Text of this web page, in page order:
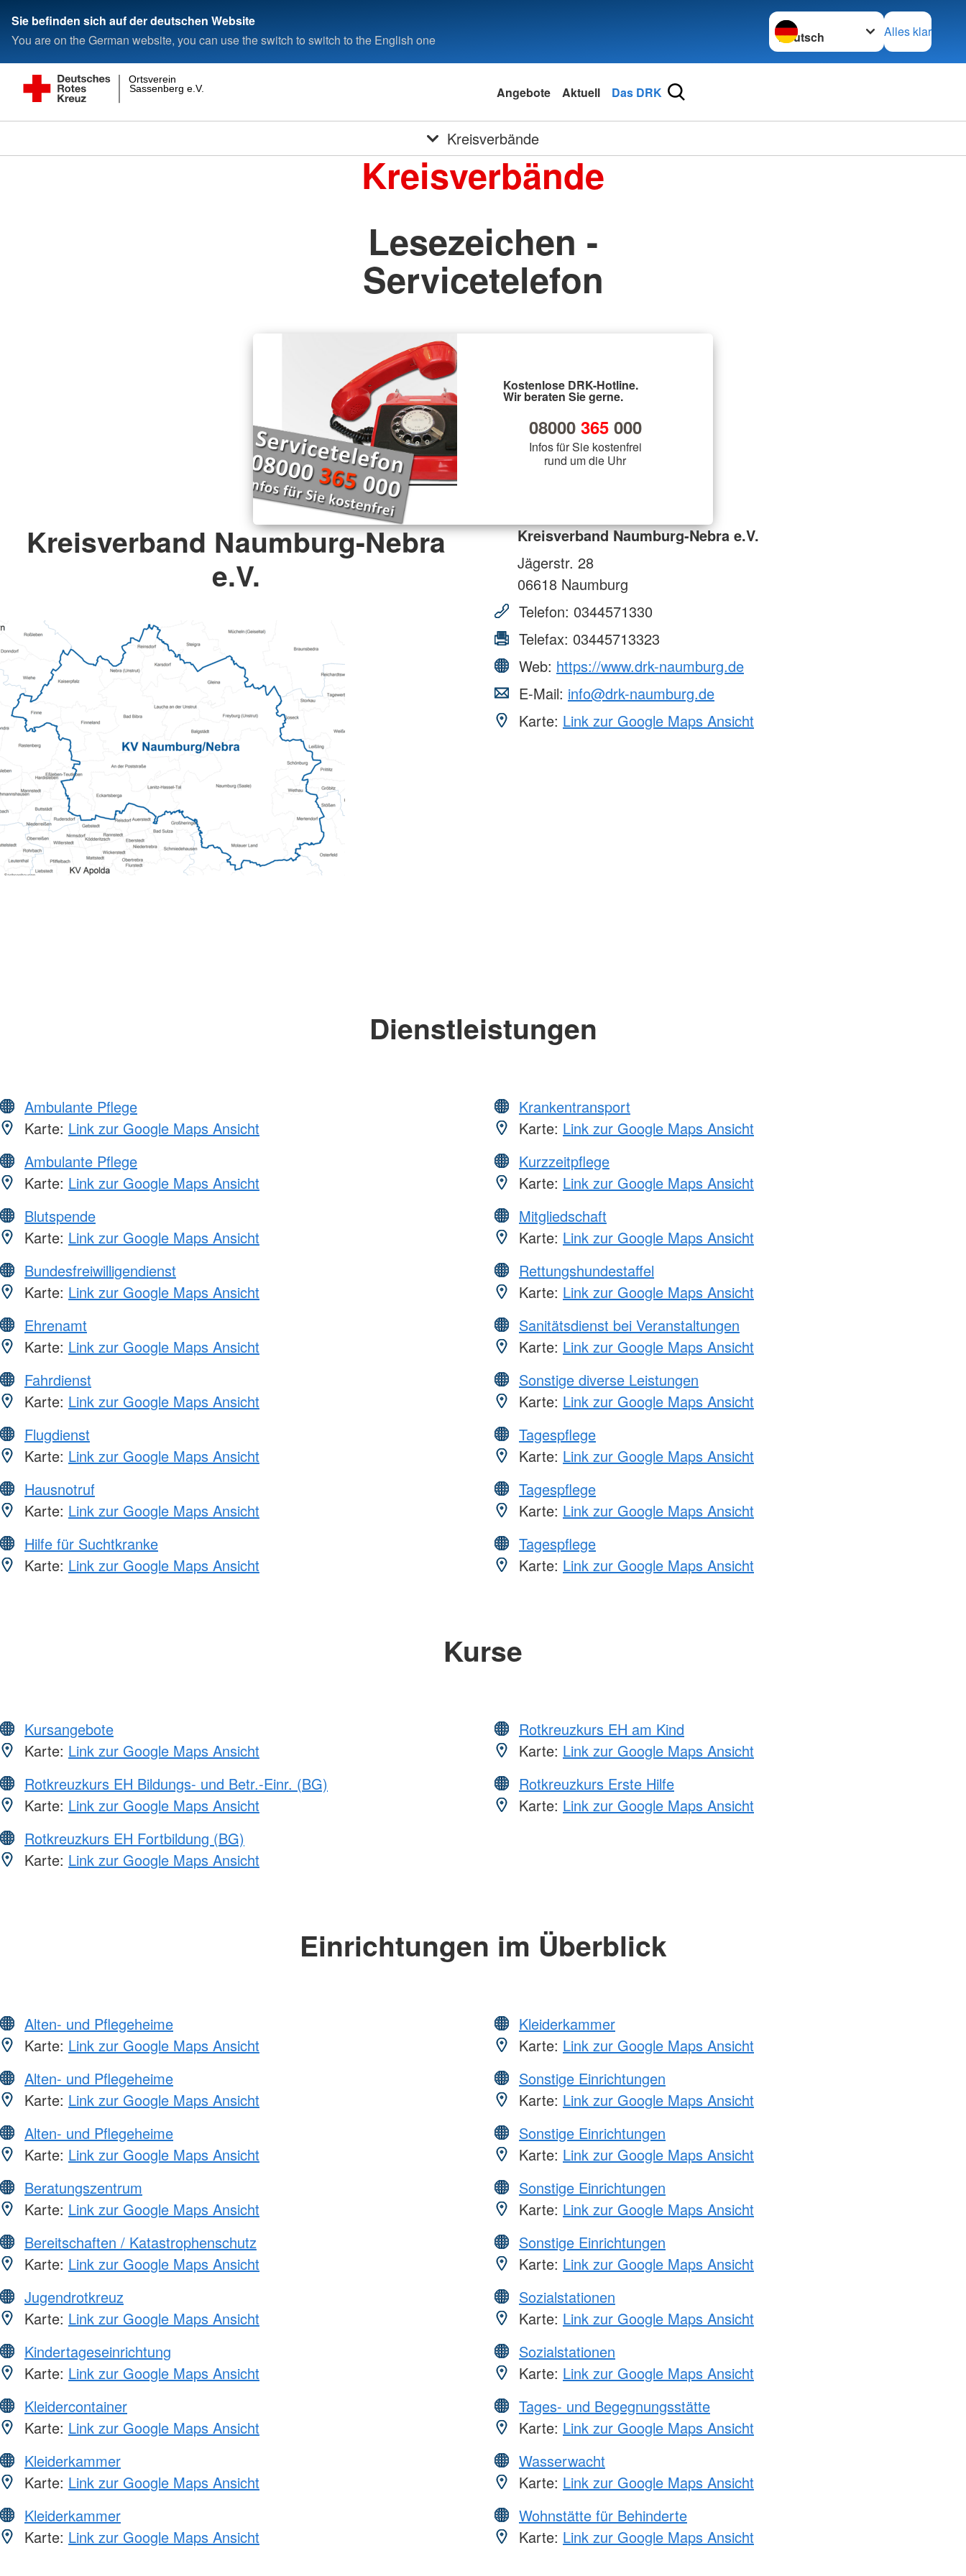
Sie befinden sich auf der deutschen Website
You are on the German website, you can use the switch to switch to the English one
Sprache wechseln zu
Alles klar
Sassenberg e.V.
Ortsverein
Angebote Aktuell Das DRK
Kreisverbände
Kreisverbände
Lesezeichen -
Servicetelefon
Kostenlose DRK-Hotline.
Wir beraten Sie gerne.
08000 365000
Infos für Sie kostenfrei
rund um die Uhr
Kreisverband Naumburg-Nebra
e.V.
Kreisverband Naumburg-Nebra e.V.
Jägerstr. 28
06618 Naumburg
Telefon: 0344571330
Telefax: 03445713323
Web: https://www.drk-naumburg.de
E-Mail: info@drk-naumburg.de
Karte: Link zur Google Maps Ansicht
Dienstleistungen
Ambulante Pflege
Karte: Link zur Google Maps Ansicht
Ambulante Pflege
Karte: Link zur Google Maps Ansicht
Blutspende
Karte: Link zur Google Maps Ansicht
Bundesfreiwilligendienst
Karte: Link zur Google Maps Ansicht
Ehrenamt
Karte: Link zur Google Maps Ansicht
Fahrdienst
Karte: Link zur Google Maps Ansicht
Flugdienst
Karte: Link zur Google Maps Ansicht
Hausnotruf
Karte: Link zur Google Maps Ansicht
Hilfe für Suchtkranke
Karte: Link zur Google Maps Ansicht
Krankentransport
Karte: Link zur Google Maps Ansicht
Kurzzeitpflege
Karte: Link zur Google Maps Ansicht
Mitgliedschaft
Karte: Link zur Google Maps Ansicht
Rettungshundestaffel
Karte: Link zur Google Maps Ansicht
Sanitätsdienst bei Veranstaltungen
Karte: Link zur Google Maps Ansicht
Sonstige diverse Leistungen
Karte: Link zur Google Maps Ansicht
Tagespflege
Karte: Link zur Google Maps Ansicht
Tagespflege
Karte: Link zur Google Maps Ansicht
Tagespflege
Karte: Link zur Google Maps Ansicht
Kurse
Kursangebote
Karte: Link zur Google Maps Ansicht
Rotkreuzkurs EH Bildungs- und Betr.-Einr. (BG)
Karte: Link zur Google Maps Ansicht
Rotkreuzkurs EH Fortbildung (BG)
Karte: Link zur Google Maps Ansicht
Rotkreuzkurs EH am Kind
Karte: Link zur Google Maps Ansicht
Rotkreuzkurs Erste Hilfe
Karte: Link zur Google Maps Ansicht
Einrichtungen im Überblick
Alten- und Pflegeheime
Karte: Link zur Google Maps Ansicht
Alten- und Pflegeheime
Karte: Link zur Google Maps Ansicht
Alten- und Pflegeheime
Karte: Link zur Google Maps Ansicht
Beratungszentrum
Karte: Link zur Google Maps Ansicht
Bereitschaften / Katastrophenschutz
Karte: Link zur Google Maps Ansicht
Jugendrotkreuz
Karte: Link zur Google Maps Ansicht
Kindertageseinrichtung
Karte: Link zur Google Maps Ansicht
Kleidercontainer
Karte: Link zur Google Maps Ansicht
Kleiderkammer
Karte: Link zur Google Maps Ansicht
Kleiderkammer
Karte: Link zur Google Maps Ansicht
Kleiderkammer
Karte: Link zur Google Maps Ansicht
Sonstige Einrichtungen
Karte: Link zur Google Maps Ansicht
Sonstige Einrichtungen
Karte: Link zur Google Maps Ansicht
Sonstige Einrichtungen
Karte: Link zur Google Maps Ansicht
Sonstige Einrichtungen
Karte: Link zur Google Maps Ansicht
Sozialstationen
Karte: Link zur Google Maps Ansicht
Sozialstationen
Karte: Link zur Google Maps Ansicht
Tages- und Begegnungsstätte
Karte: Link zur Google Maps Ansicht
Wasserwacht
Karte: Link zur Google Maps Ansicht
Wohnstätte für Behinderte
Karte: Link zur Google Maps Ansicht